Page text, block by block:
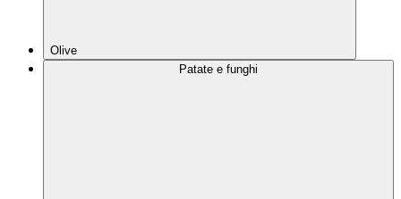
Olive
Patate e funghi